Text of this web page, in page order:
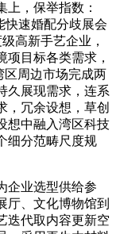
，保举指数：
速婚配分歧展会
高新手艺企业，
目标各类需求，
区周边市场完成两
久展现需求，连系
，冗余设想，草创
想中融入湾区科技
细分范畴尺度规
业选型供给参
、文化博物馆到
迭代取内容更新空